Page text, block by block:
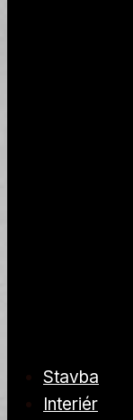
Stavba
Interiér